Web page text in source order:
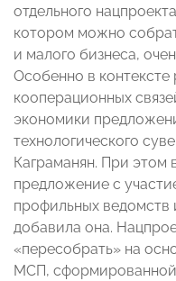
отдельного
котором можно
и малого бизнеса,
Особенно в контексте
кооперационных
экономики
технологического
Каграманян. При этом
предложение с
профильных ведомств
добавила она.
«пересобрать» на
МСП, сформированной